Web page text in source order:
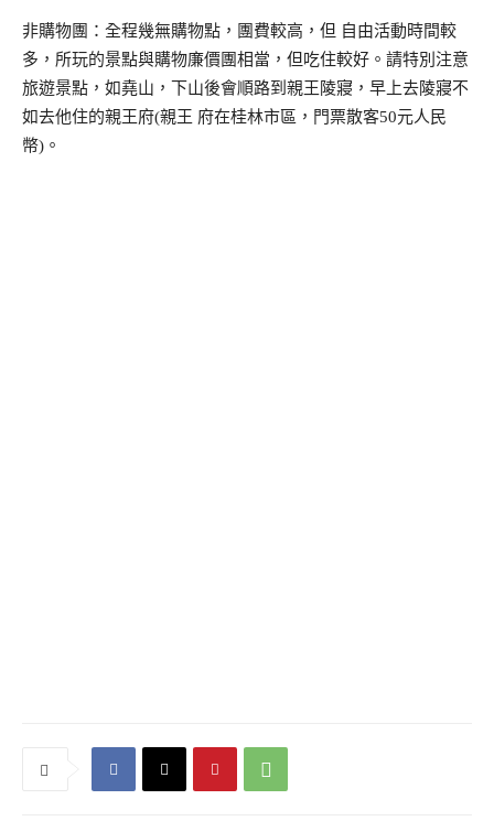
非購物團：全程幾無購物點，團費較高，但 自由活動時間較
多，所玩的景點與購物廉價團相當，但吃住較好。請特別注意
旅遊景點，如堯山，下山後會順路到親王陵寢，早上去陵寢不
如去他住的親王府(親王 府在桂林市區，門票散客50元人民
幣)。